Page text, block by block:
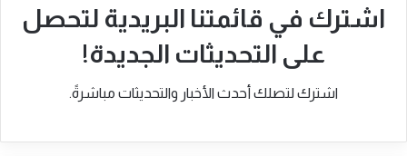
اشترك في قائمتنا البريدية لتحصل
على التحديثات الجديدة!
اشترك لتصلك أحدث الأخبار والتحديثات مباشرةً.